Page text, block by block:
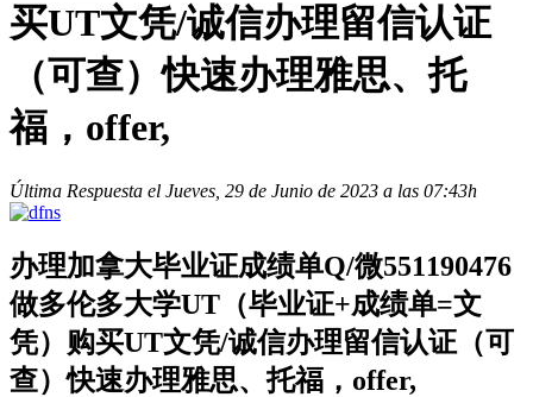
买UT文凭/诚信办理留信认证
（可查）快速办理雅思、托
福，offer,
Última Respuesta el Jueves, 29 de Junio de 2023 a las 07:43h
办理加拿大毕业证成绩单Q/微551190476
做多伦多大学UT（毕业证+成绩单=文
凭）购买UT文凭/诚信办理留信认证（可
查）快速办理雅思、托福，offer,